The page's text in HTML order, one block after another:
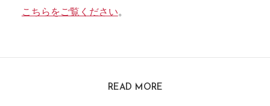
こちらをご覧ください。
READ MORE